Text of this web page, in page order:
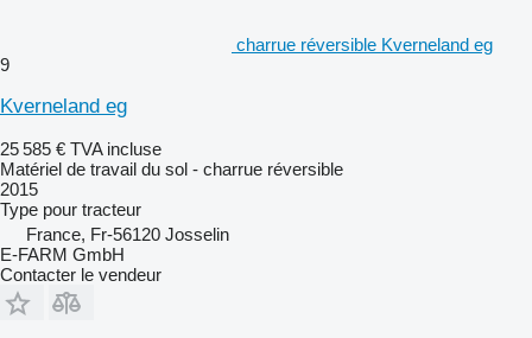
charrue réversible Kverneland eg
9
Kverneland eg
25 585 € TVA incluse
Matériel de travail du sol - charrue réversible
2015
Type pour tracteur
France, Fr-56120 Josselin
E-FARM GmbH
Contacter le vendeur